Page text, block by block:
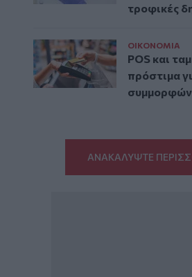
τροφικές
ΟΙΚΟΝΟΜΙΑ
POS και
πρόστιμα
ΑΝΑΚΑΛΥΨΤΕ